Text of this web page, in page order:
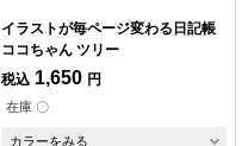
イラストが毎ページ変わる日記帳
ココちゃん ツリー
税込 1,650 円
在庫 〇
カラーをみる